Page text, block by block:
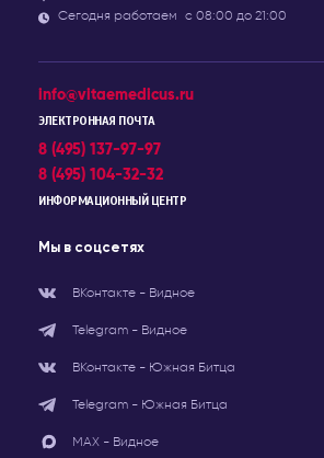
Сегодня работаем с 08:00 до 21:00
info@vitaemedicus.ru
ЭЛЕКТРОННАЯ ПОЧТА
8 (495) 137-97-97
8 (495) 104-32-32
ИНФОРМАЦИОННЫЙ ЦЕНТР
Мы в соцсетях
ВКонтакте - Видное
Telegram - Видное
ВКонтакте - Южная Битца
Telegram - Южная Битца
МАХ - Видное